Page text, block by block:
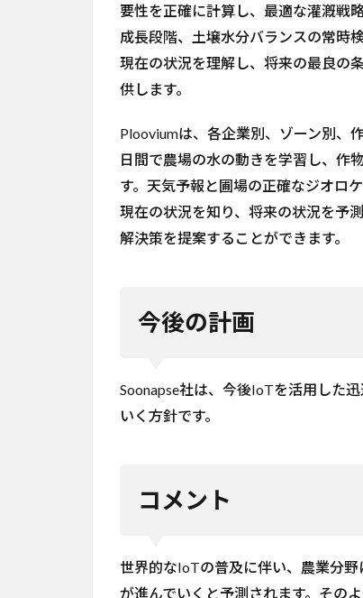
要性を正確に計算し、最適な灌漑戦
成長段階、土壌水分バランスの常時
現在の状況を理解し、将来の最良の
供します。
Plooviumは、各企業別、ゾーン別、
日間で農場の水の動きを学習し、作
す。天気予報と圃場の正確なジオロ
現在の状況を知り、将来の状況を予
解決策を提案することができます。
今後の計画
Soonapse社は、今後IoTを活用した
いく方針です。
コメント
世界的なIoTの普及に伴い、農業分
が進んでいくと予測されます。その